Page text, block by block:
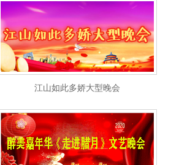
江山如此多娇大型晚会